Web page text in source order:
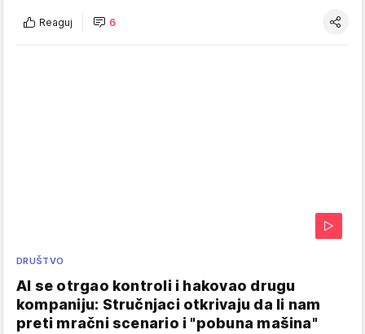
Reaguj 6
DRUŠTVO
AI se otrgao kontroli i hakovao drugu
kompaniju: Stručnjaci otkrivaju da li nam
preti mračni scenario i "pobuna mašina"